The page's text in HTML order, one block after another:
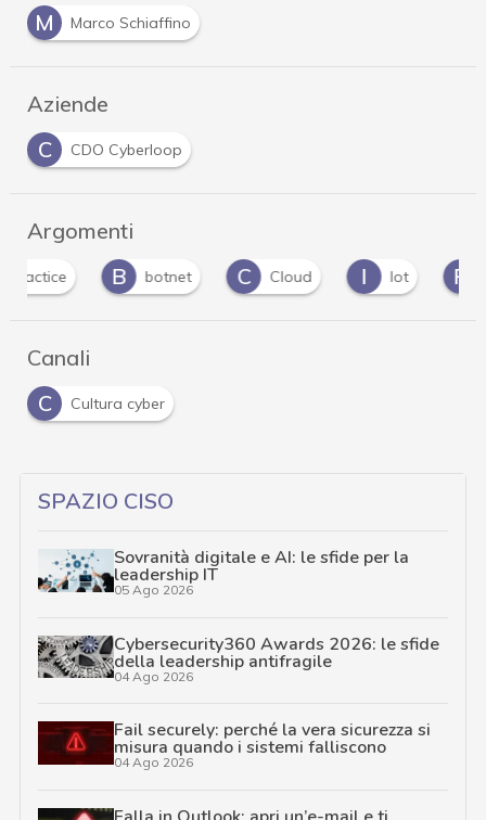
M
Marco Schiaffino
Aziende
C
CDO Cyberloop
Argomenti
B
botnet C Cloud I P password
Canali
C
Cultura cyber
SPAZIO CISO
Sovranità digitale e AI: le sfide per la
leadership IT
05 Ago 2026
Cybersecurity360 Awards 2026: le sfide
della leadership antifragile
04 Ago 2026
Fail securely: perché la vera sicurezza si
misura quando i sistemi falliscono
04 Ago 2026